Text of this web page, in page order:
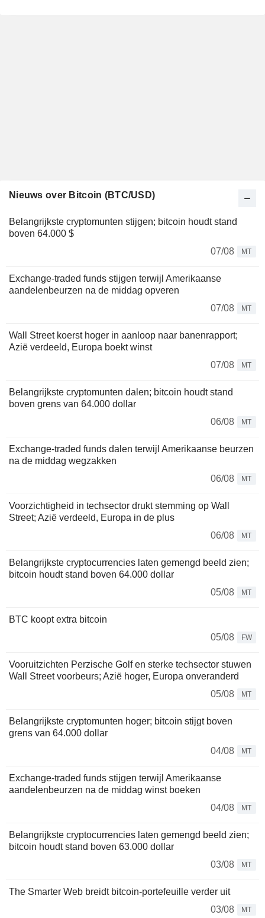
Nieuws over Bitcoin (BTC/USD)
Belangrijkste cryptomunten stijgen; bitcoin houdt stand
boven 64.000 $
07/08
MT
Exchange-traded funds stijgen terwijl Amerikaanse
aandelenbeurzen na de middag opveren
07/08
MT
Wall Street koerst hoger in aanloop naar banenrapport;
Azië verdeeld, Europa boekt winst
07/08
MT
Belangrijkste cryptomunten dalen; bitcoin houdt stand
boven grens van 64.000 dollar
06/08
MT
Exchange-traded funds dalen terwijl Amerikaanse beurzen
na de middag wegzakken
06/08
MT
Voorzichtigheid in techsector drukt stemming op Wall
Street; Azië verdeeld, Europa in de plus
06/08
MT
Belangrijkste cryptocurrencies laten gemengd beeld zien;
bitcoin houdt stand boven 64.000 dollar
05/08
MT
BTC koopt extra bitcoin
05/08
FW
Vooruitzichten Perzische Golf en sterke techsector stuwen
Wall Street voorbeurs; Azië hoger, Europa onveranderd
05/08
MT
Belangrijkste cryptomunten hoger; bitcoin stijgt boven
grens van 64.000 dollar
04/08
MT
Exchange-traded funds stijgen terwijl Amerikaanse
aandelenbeurzen na de middag winst boeken
04/08
MT
Belangrijkste cryptocurrencies laten gemengd beeld zien;
bitcoin houdt stand boven 63.000 dollar
03/08
MT
The Smarter Web breidt bitcoin-portefeuille verder uit
03/08
MT